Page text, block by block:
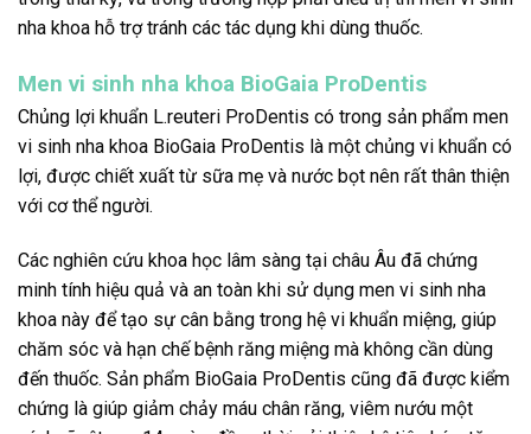
nha khoa hỗ trợ tránh các tác dụng khi dùng thuốc.
Men vi sinh nha khoa BioGaia ProDentis
Chủng lợi khuẩn L.reuteri ProDentis có trong sản phẩm men
vi sinh nha khoa BioGaia ProDentis là một chủng vi khuẩn có
lợi, được chiết xuất từ sữa mẹ và nước bọt nên rất thân thiện
với cơ thể người.
Các nghiên cứu khoa học lâm sàng tại châu Âu đã chứng
minh tính hiệu quả và an toàn khi sử dụng men vi sinh nha
khoa này để tạo sự cân bằng trong hệ vi khuẩn miệng, giúp
chăm sóc và hạn chế bệnh răng miệng mà không cần dùng
đến thuốc. Sản phẩm BioGaia ProDentis cũng đã được kiểm
chứng là giúp giảm chảy máu chân răng, viêm nướu một